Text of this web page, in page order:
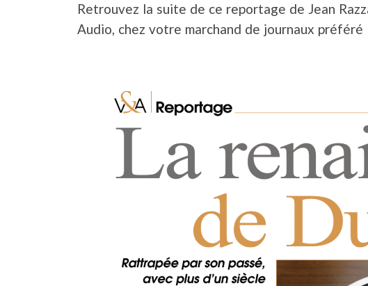
Retrouvez la suite de ce reportage de Jean
Audio, chez votre marchand de journaux préféré